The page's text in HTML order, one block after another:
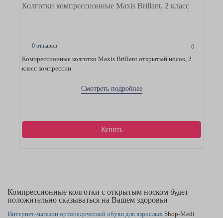
Колготки компрессионные Maxis Brillant, 2 класс
0 отзывов 0
Компрессионные колготки Maxis Brillant открытый носок, 2
класс компрессии
Смотреть подробнее
Купить
Компрессионные колготки с открытым носком будет
положительно сказываться на Вашем здоровьи
Интернет-магазин ортопедической обуви для взрослых Shop-Medi